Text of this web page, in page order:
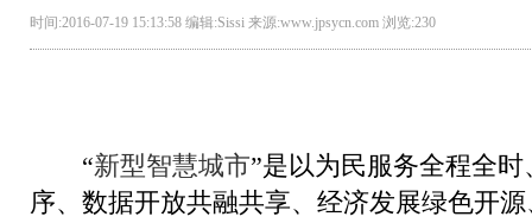
时间:2016-07-19 15:13:58 编辑:Sissi 来源:www.jpsycn.com 浏览:230
“新型智慧城市”是以为民服务全程全
序、数据开放共融共享、经济发展绿色开